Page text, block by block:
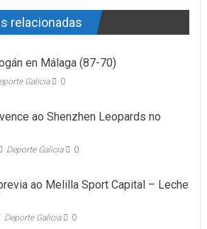
relacionadas
en Málaga (87-70)
Galicia 0
ao Shenzhen Leopards no
Deporte Galicia 0
ao Melilla Sport Capital – Leche
Deporte Galicia 0